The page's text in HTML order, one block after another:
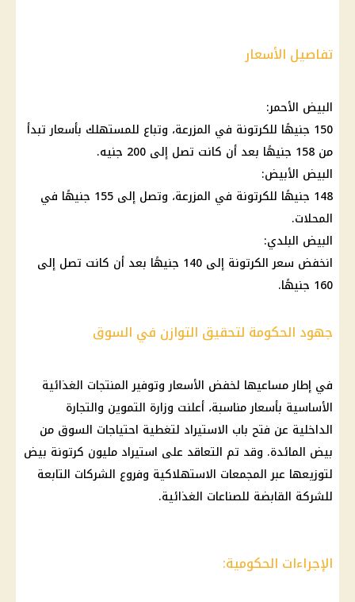
تفاصيل الأسعار
البيض الأحمر:
150 جنيهًا للكرتونة في المزرعة، وتباع للمستهلك بأسعار تبدأ
من 158 جنيهًا بعد أن كانت تصل إلى 200 جنيه.
البيض الأبيض:
148 جنيهًا للكرتونة في المزرعة، وتصل إلى 155 جنيهًا في
المحلات.
البيض البلدي:
انخفض سعر الكرتونة
إلى 140 جنيهًا بعد أن كانت تصل إلى
160 جنيهًا.
جهود الحكومة لتحقيق التوازن في السوق
في إطار مساعيها لخفض الأسعار وتوفير المنتجات الغذائية
الأساسية بأسعار مناسبة، أعلنت وزارة التموين والتجارة
الداخلية عن فتح باب الاستيراد لتغطية احتياجات السوق من
بيض المائدة. وقد تم التعاقد على استيراد مليون كرتونة بيض
لتوزيعها عبرالمجمعات الاستهلاكية وفروع الشركات التابعة
للشركة القابضة للصناعات الغذائية.
الإجراءات الحكومية: